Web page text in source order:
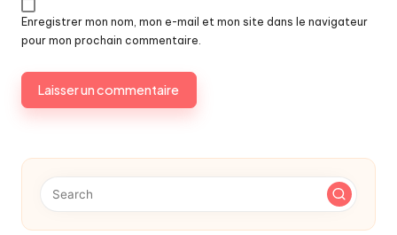
Enregistrer mon nom, mon e-mail et mon site dans le navigateur
pour mon prochain commentaire.